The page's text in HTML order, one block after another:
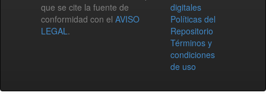
que se cite la fuente de
conformidad con el AVISO
LEGAL.
digitales
Políticas del
Repositorio
Términos y
condiciones
de uso